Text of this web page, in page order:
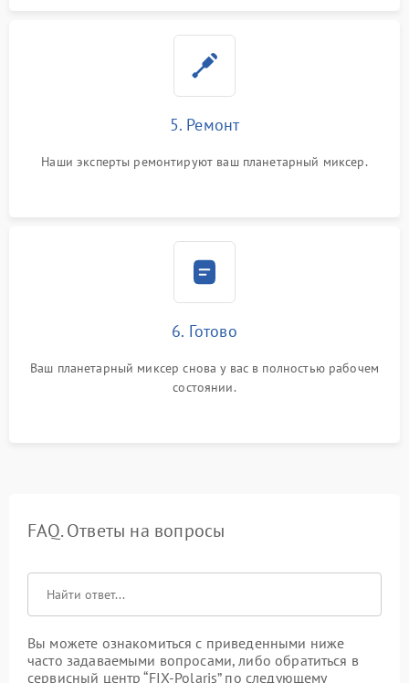
5. Ремонт
Наши эксперты ремонтируют ваш планетарный миксер.
6. Готово
Ваш планетарный миксер снова у вас в полностью рабочем
состоянии.
FAQ. Ответы на вопросы
Вы можете ознакомиться с приведенными ниже
часто задаваемыми вопросами, либо обратиться в
сервисный центр “FIX-Polaris” по следующему